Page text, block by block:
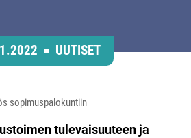
UUTISET
sopimuspalokuntiin
tulevaisuuteen ja